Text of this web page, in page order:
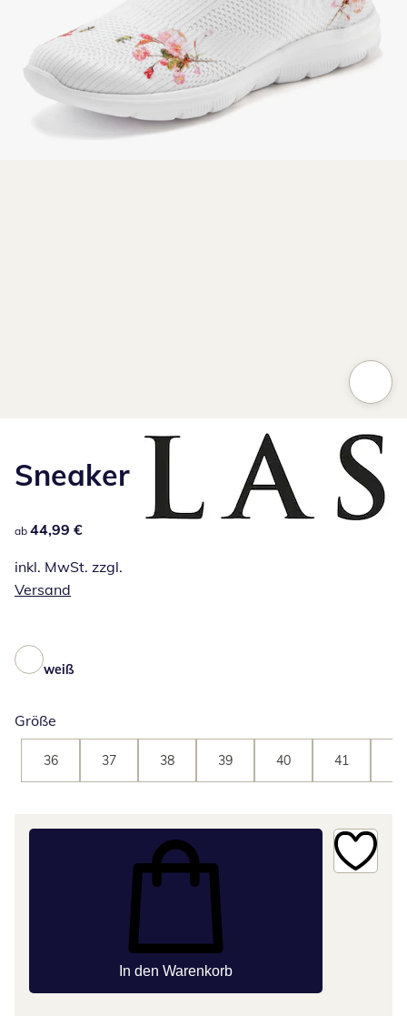
Sneaker
44,99 €
ab 44,99 €
inkl. MwSt. zzgl.
Versand
weiß
Größe
36 37 38 39 40 41
In den Warenkorb